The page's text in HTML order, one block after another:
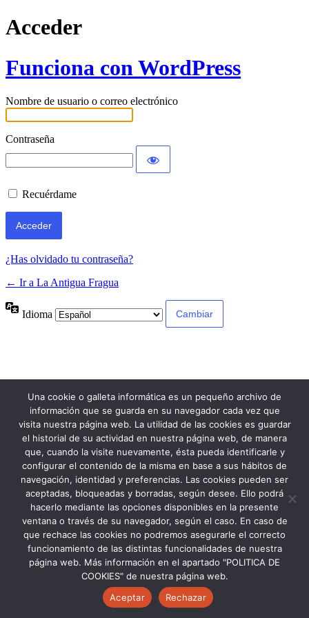
Acceder
Funciona con WordPress
Nombre de usuario o correo electrónico
Contraseña
Recuérdame
¿Has olvidado tu contraseña?
← Ir a La Antigua Fragua
Idioma
Una cookie o galleta informática es un pequeño archivo de
información que se guarda en su navegador cada vez que
visita nuestra página web. La utilidad de las cookies es guardar
el historial de su actividad en nuestra página web, de manera
que, cuando la visite nuevamente, ésta pueda identificarle y
configurar el contenido de la misma en base a sus hábitos de
navegación, identidad y preferencias. Las cookies pueden ser
aceptadas, bloqueadas y borradas, según desee. Ello podrá
hacerlo mediante las opciones disponibles en la presente
ventana o través de su navegador, según el caso. En caso de
que rechace las cookies no podremos asegurarle el correcto
funcionamiento de las distintas funcionalidades de nuestra
página web. Más información en el apartado "POLITICA DE
COOKIES" de nuestra página web.
Aceptar
Rechazar